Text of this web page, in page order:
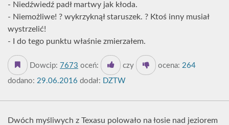
- Niedźwiedź padł martwy jak kłoda.
- Niemożliwe! ? wykrzyknął staruszek. ? Ktoś inny musiał
wystrzelić!
- I do tego punktu właśnie zmierzałem.
Dowcip: 7673 oceń: czy ocena: 264
dodano: 29.06.2016 dodał: DZTW
Dwóch myśliwych z Texasu polowało na łosie nad jeziorem